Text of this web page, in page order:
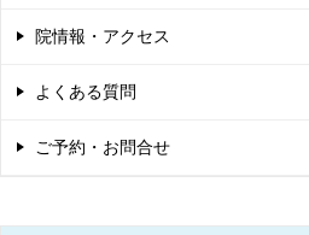
院情報・アクセス
よくある質問
ご予約・お問合せ